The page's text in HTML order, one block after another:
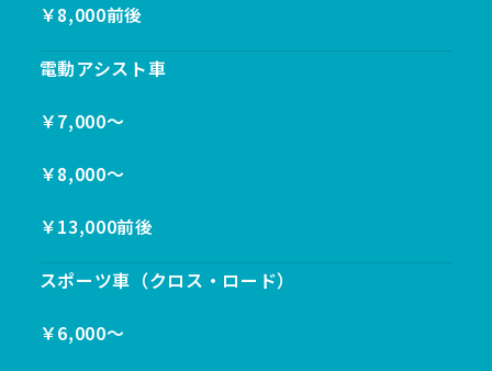
￥8,000前後
電動アシスト車
￥7,000〜
￥8,000〜
￥13,000前後
スポーツ車（クロス・ロード）
￥6,000〜